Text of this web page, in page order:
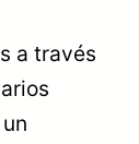
a través